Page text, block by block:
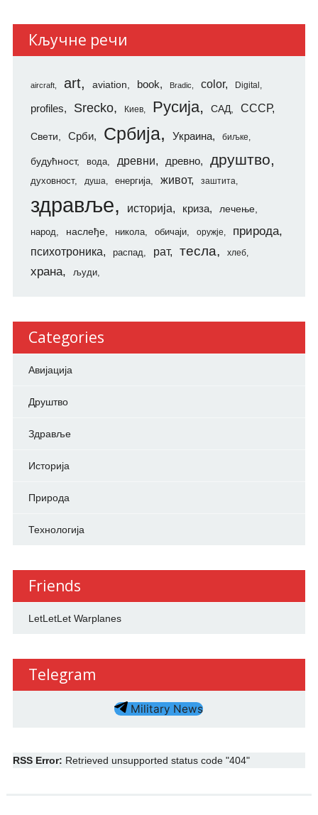
Кључне речи
aircraft art aviation book Bradic color Digital
profiles Srecko Киев Русија САД СССР
Свети Срби Србија Украина биљке
будућност вода древни древно друштво
духовност душа енергија живот заштита
здравље историја криза лечење
народ наслеђе никола обичаји оружје природа
психотроника распад рат тесла хлеб
храна људи
Categories
Авијација
Друштво
Здравље
Историја
Природа
Технологија
Friends
LetLetLet Warplanes
Telegram
Military News
RSS Error: Retrieved unsupported status code "404"